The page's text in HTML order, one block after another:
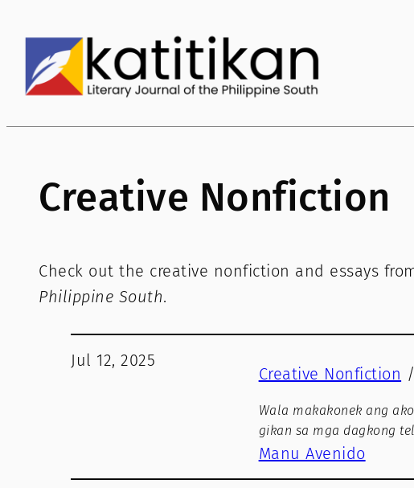
Creative Nonfiction
Check out the creative nonfiction and essays
Philippine South.
Jul 12, 2025
Creative Nonfiction /
Wala makakonek ang
gikan sa mga dagkong
Manu Avenido